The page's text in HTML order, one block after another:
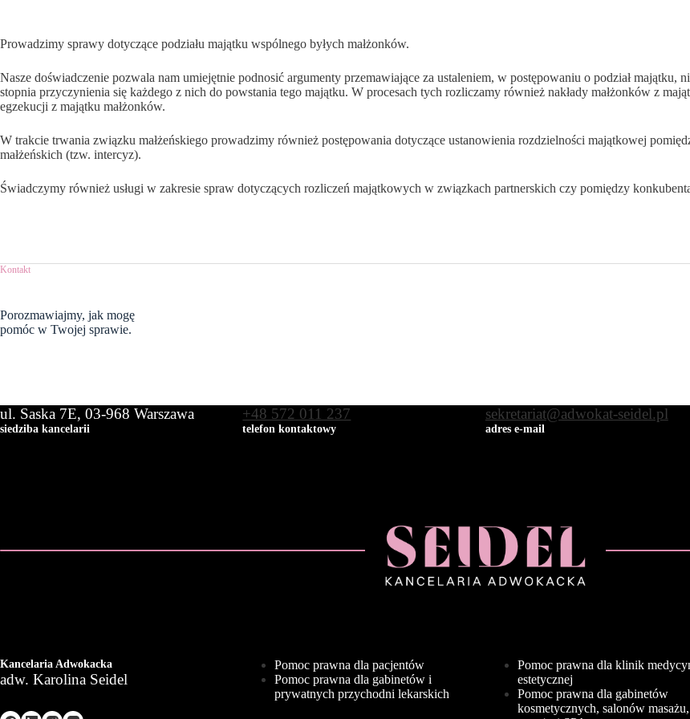
Prowadzimy sprawy dotyczące podziału majątku wspólnego byłych małżonków.
Nasze doświadczenie pozwala nam umiejętnie podnosić argumenty przemawiające za ustaleniem, w postępowaniu o podział
stopnia przyczynienia się każdego z nich do powstania tego majątku. W procesach tych rozliczamy również nakłady małżonków z
egzekucji z majątku małżonków.
W trakcie trwania związku małżeńskiego prowadzimy również postępowania dotyczące ustanowienia rozdzielności majątkowej
małżeńskich (tzw. intercyz).
Świadczymy również usługi w zakresie spraw dotyczących rozliczeń majątkowych w związkach partnerskich czy pomiędzy
Kontakt
Porozmawiajmy, jak mogę
pomóc w Twojej sprawie.
ul. Saska 7E, 03-968 Warszawa
siedziba kancelarii
+48 572 011 237
telefon kontaktowy
sekretariat@adwokat-seidel.pl
adres e-mail
Kancelaria Adwokacka
adw. Karolina Seidel
Pomoc prawna dla pacjentów
Pomoc prawna dla gabinetów i
prywatnych przychodni lekarskich
Pomoc prawna dla klinik
estetycznej
Pomoc prawna dla gabinetów
kosmetycznych, salonów masażu,